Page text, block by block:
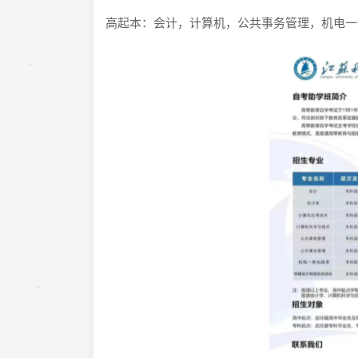
高起本：会计，计算机，公共事务管理，机电